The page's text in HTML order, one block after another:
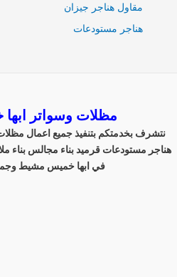
مقاول هناجر جيزان
هناجر مستودعات
مظلات وسواتر
نتشرف بخدمتكم بتنفيذ جميع اعمال
هناجر مستودعات قرميد بناء مجالس بناء
في ابها خميس مشيط